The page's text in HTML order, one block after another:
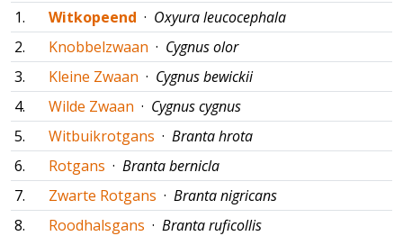
1. Witkopeend · Oxyura leucocephala
2.
Knobbelzwaan · Cygnus olor
3.
Kleine Zwaan · Cygnus bewickii
4.
Wilde Zwaan · Cygnus cygnus
5.
Witbuikrotgans · Branta hrota
6.
Rotgans · Branta bernicla
7.
Zwarte Rotgans · Branta nigricans
8.
Roodhalsgans · Branta ruficollis